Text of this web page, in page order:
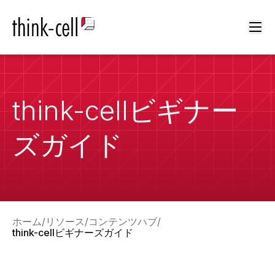
think-cellビギナー
ズガイド
ホーム リソース コンテンツハブ
think-cellビギナーズガイド